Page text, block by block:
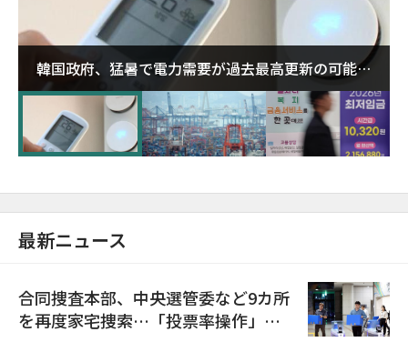
韓国政府、猛暑で電力需要が過去最高更新の可能性
に需給対応体制を点検
最新ニュース
合同捜査本部、中央選管委など9カ所
を再度家宅捜索…「投票率操作」の